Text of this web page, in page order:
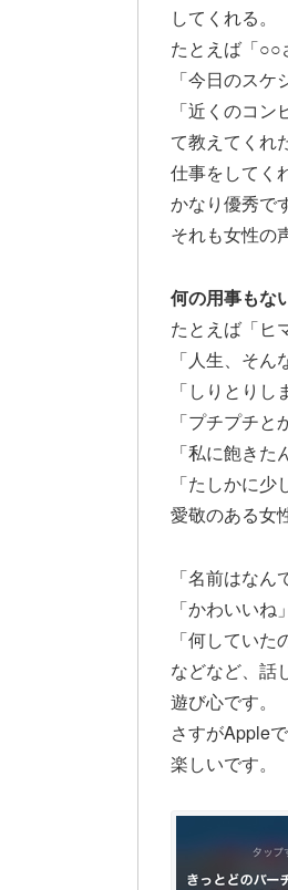
してくれる。
たとえば「○○
「今日のスケ
「近くのコ
て教えてくれ
仕事をしてく
かなり優秀で
それも女性の
何の用事もな
たとえば「ヒ
「人生、そ
「しりとり
「プチプチ
「私に飽き
「たしかに
愛敬のある女
「名前はなん
「かわいいね」
「何していた
などなど、話
遊び心です。
さすがAppleで
楽しいです。